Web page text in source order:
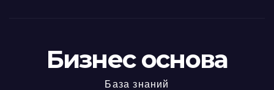
Бизнес основа
База знаний